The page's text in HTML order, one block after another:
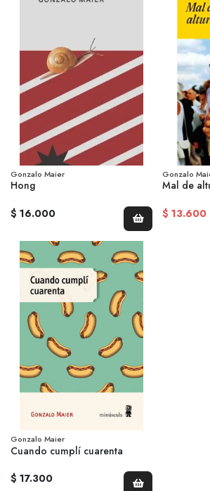
Gonzalo Maier
Hong
$ 16.000
Gonzalo
Mal de
$ 13.600
Gonzalo Maier
Cuando cumplí cuarenta
$ 17.300